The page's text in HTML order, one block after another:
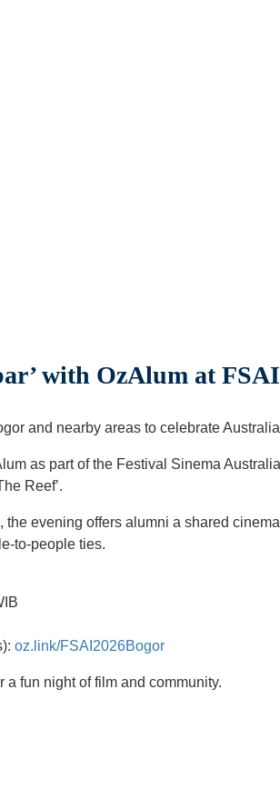
with OzAlum at
and nearby areas to celebrate
as part of the Festival Sinema
Reef’.
evening offers alumni a shared
to-people ties.
oz.link/FSAI2026Bogor
a fun night of film and community.